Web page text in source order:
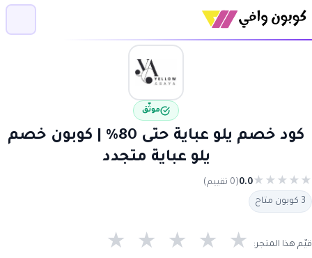
موثّق
كود خصم يلو عباية حتى 80% | كوبون خصم
يلو عباية متجدد
★
★
★
★
★
0.0(0 تقييم)
3 كوبون متاح
قيّم هذا المتجر: ★ ★ ★ ★ ★